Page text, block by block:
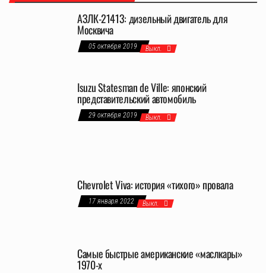
АЗЛК-21413: дизельный двигатель для
Москвича
05 октября 2019 Выкл.
Isuzu Statesman de Ville: японский
представительский автомобиль
29 октября 2019 Выкл.
Chevrolet Viva: история «тихого» провала
17 января 2022 Выкл.
Самые быстрые американские «маслкары»
1970-х